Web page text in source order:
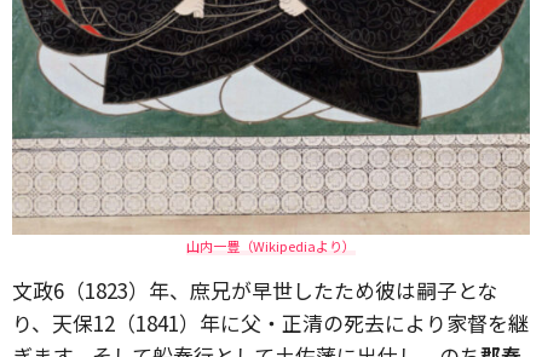
山内一豊（Wikipediaより）
文政6（1823）年、庶兄が早世したため彼は嗣子とな
り、天保12（1841）年に父・正清の死去により家督を継